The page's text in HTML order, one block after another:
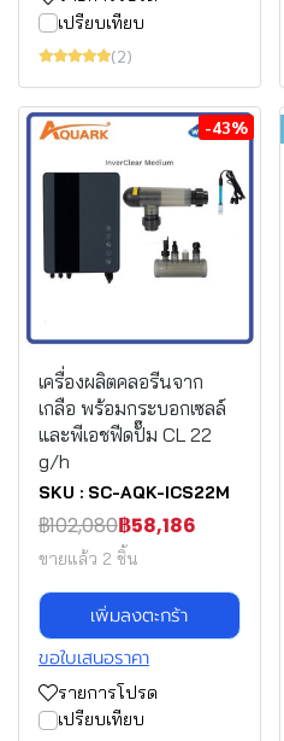
เปรียบเทียบ
(2)
-43%
เครื่องผลิตคลอรีนจาก
เกลือ พร้อมกระบอกเซลล์
และพีเอชฟีดปั๊ม CL 22
g/h
SKU : SC-AQK-ICS22M
฿102,080฿58,186
ขายแล้ว 2 ชิ้น
เพิ่มลงตะกร้า
ขอใบเสนอราคา
รายการโปรด
เปรียบเทียบ